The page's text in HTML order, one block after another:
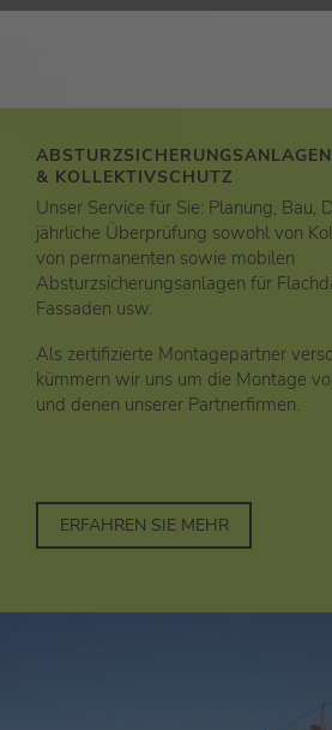
ABSTURZSICHERUNGSANLAGEN
& KOLLEKTIVSCHUTZ
Unser Service für Sie: Planung, Bau,
jährliche Überprüfung sowohl von
von permanenten sowie mobilen
Absturzsicherungsanlagen für
Fassaden usw.
Als zertifizierte Montagepartner
kümmern wir uns um die Montage
und denen unserer Partnerfirmen.
ERFAHREN SIE MEHR